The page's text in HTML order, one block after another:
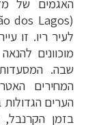
(
dos Lagos
לעיר ריו. זו
מוכוונים
שבה. המסעדות
המחירים
הערים הגדולות
בזמן